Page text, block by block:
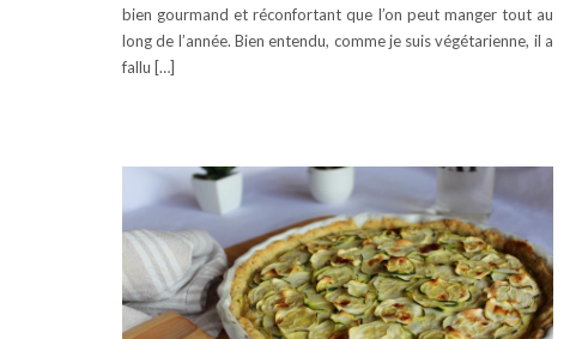
bien gourmand et réconfortant que l’on peut manger tout au
long de l’année. Bien entendu, comme je suis végétarienne, il a
fallu […]